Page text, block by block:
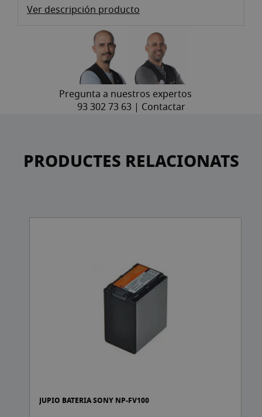
Ver descripción producto
Pregunta a nuestros expertos
93 302 73 63 | Contactar
PRODUCTES RELACIONATS
JUPIO BATERIA SONY NP-FV100